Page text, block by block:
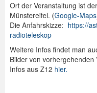
Ort der Veranstaltung ist
Münstereifel. (Google-Maps
Die Anfahrskizze: https://
radioteleskop
Weitere Infos findet man
Bilder von
Infos aus Z12 hier.